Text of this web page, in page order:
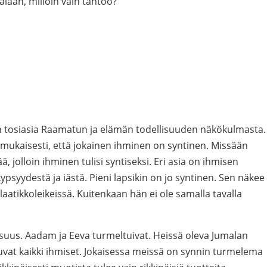
Raamatun ja elämän todellisuuden näkökulmasta.
että jokainen ihminen on syntinen. Missään
jolloin ihminen tulisi syntiseksi. Eri asia on ihmisen
ja iästä. Pieni lapsikin on jo syntinen. Sen näkee
Kuitenkaan hän ei ole samalla tavalla
Aadam ja Eeva turmeltuivat. Heissä oleva Jumalan
kaikki ihmiset. Jokaisessa meissä on synnin turmelema